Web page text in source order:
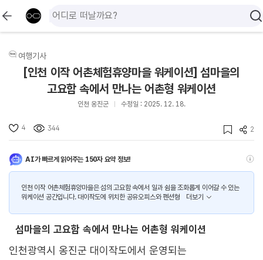
여행기사
[인천 이작 어촌체험휴양마을 워케이션] 섬마을의
고요함 속에서 만나는 어촌형 워케이션
인천 옹진군 수정일 : 2025. 12. 18.
4 344 2
AI가 빠르게 읽어주는 150자 요약 정보!
인천 이작 어촌체험휴양마을은 섬의 고요함 속에서 일과 쉼을 조화롭게 이어갈 수 있는
워케이션 공간입니다. 대이작도에 위치한 공유오피스와 펜션형
더보기
섬마을의 고요함 속에서 만나는 어촌형 워케이션
인천광역시 옹진군 대이작도에서 운영되는